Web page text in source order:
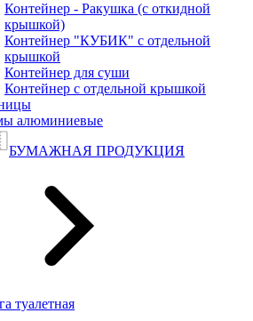
Контейнер - Ракушка (с откидной
крышкой)
Контейнер "КУБИК" с отдельной
крышкой
Контейнер для суши
Контейнер с отдельной крышкой
алюминиевые
БУМАЖНАЯ ПРОДУКЦИЯ
туалетная